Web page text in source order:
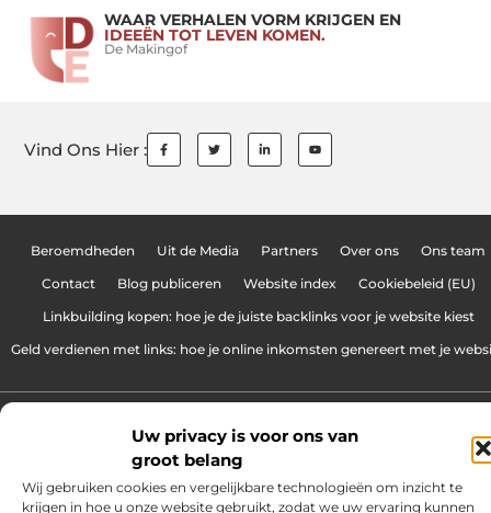
Uw privacy is voor ons van
groot belang
Wij gebruiken cookies en vergelijkbare technologieën om inzicht te
krijgen in hoe u onze website gebruikt, zodat we uw ervaring kunnen
WAAR VERHALEN VORM KRIJGEN EN
IDEEËN TOT LEVEN KOMEN.
De Makingof
Vind Ons Hier :
Beroemdheden Uit de Media Partners Over ons Ons team
Contact Blog publiceren Website index Cookiebeleid (EU)
Linkbuilding kopen: hoe je de juiste backlinks voor je website kiest
Geld verdienen met links: hoe je online inkomsten genereert met je